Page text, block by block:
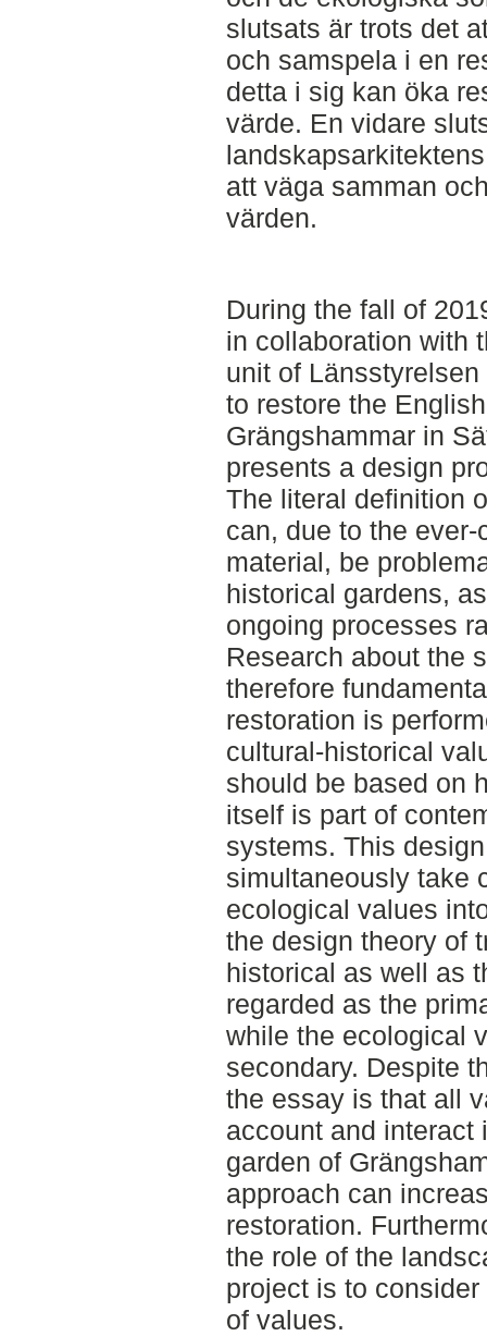
slutsats är trots det
och samspela i en
detta i sig kan öka
värde. En vidare
att väga samman
värden.
During the fall of
in collaboration with
unit of
to restore the
Grängshammar in
presents a design
The literal definition
can, due to the
material, be
historical gardens,
ongoing processes
Research about the
therefore
restoration is
cultural-historical
should be based on
itself is part of
systems. This
simultaneously take
ecological values
the design theory of
historical as well as
regarded as the
while the ecological
secondary. Despite
the essay is that all
account and interact
garden of
approach can
restoration.
the role of the
project is to
of values.